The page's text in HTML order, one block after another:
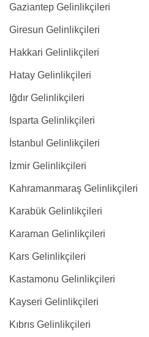
Gaziantep Gelinlikçileri
Giresun Gelinlikçileri
Hakkari Gelinlikçileri
Hatay Gelinlikçileri
Iğdır Gelinlikçileri
Isparta Gelinlikçileri
İstanbul Gelinlikçileri
İzmir Gelinlikçileri
Kahramanmaraş Gelinlikçileri
Karabük Gelinlikçileri
Karaman Gelinlikçileri
Kars Gelinlikçileri
Kastamonu Gelinlikçileri
Kayseri Gelinlikçileri
Kıbrıs Gelinlikçileri